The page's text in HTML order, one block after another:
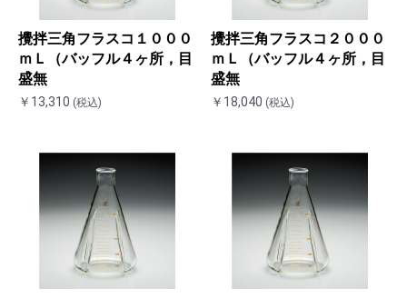
攪拌三角フラスコ１０００
ｍＬ（バッフル４ヶ所，目
盛無
￥13,310 (税込)
攪拌三角フラスコ２０００
ｍＬ（バッフル４ヶ所，目
盛無
￥18,040 (税込)